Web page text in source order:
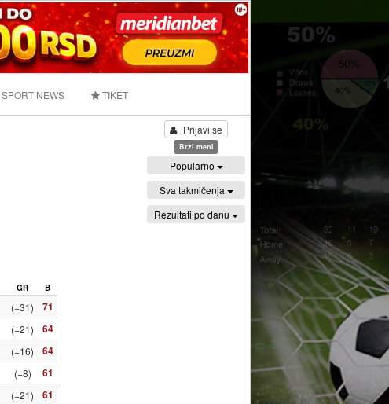
SPORT NEWS TIKET
GR B
(+31) 71
(+21) 64
(+16) 64
(+8) 61
(+21) 61
Prijavi se
Brzi meni
Popularno
Sva takmičenja
Rezultati po danu